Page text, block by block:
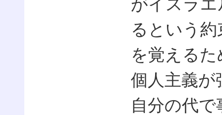
がイスラ
るという
を覚える
個人主義
自分の代